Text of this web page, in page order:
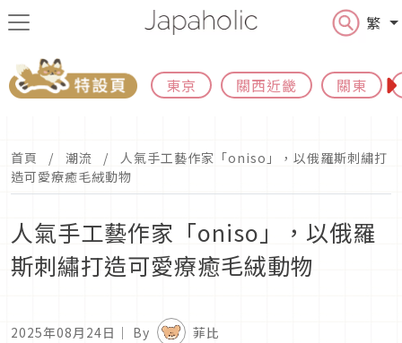
繁
東京 關西近畿 關東
首頁 潮流
人氣手工藝作家「oniso」，以俄羅斯刺繡打
造可愛療癒毛絨動物
人氣手工藝作家「oniso」，以俄羅
斯刺繡打造可愛療癒毛絨動物
2025年08月24日 ｜ By 菲比